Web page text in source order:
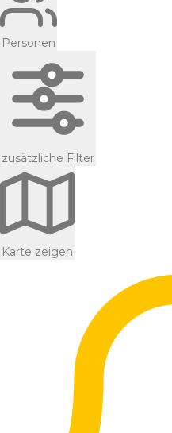
Personen
zusätzliche Filter
Karte zeigen